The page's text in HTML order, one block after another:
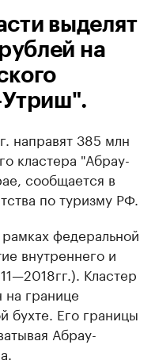
выделят
на
Утриш".
направят 385 млн
кластера "Абрау-
сообщается в
по туризму РФ.
федеральной
внутреннего и
Кластер
границе
бухте. Его границы
Абрау-